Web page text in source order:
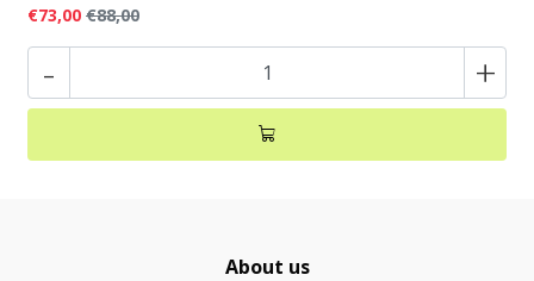
€73,00 €88,00
- +
About us